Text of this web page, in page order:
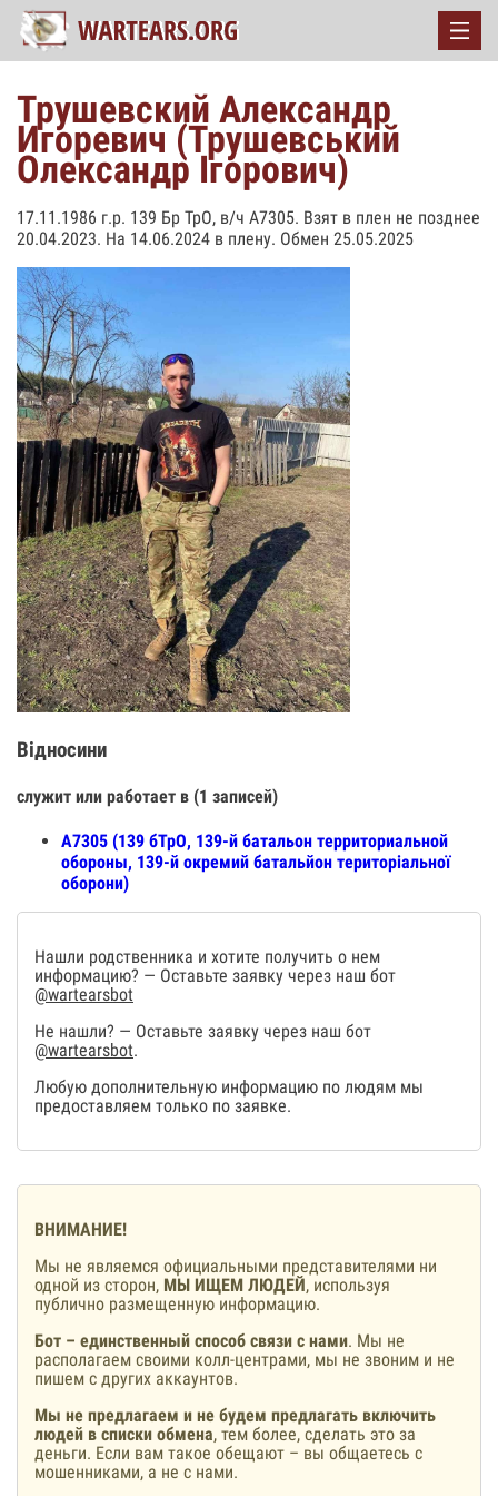
Трушевский Александр
Игоревич (Трушевський
Олександр Ігорович)
17.11.1986 г.р. 139 Бр ТрО, в/ч А7305. Взят в плен не позднее
20.04.2023. На 14.06.2024 в плену. Обмен 25.05.2025
Відносини
служит или работает в (1 записей)
А7305 (139 бТрО, 139-й батальон территориальной
обороны, 139-й окремий батальйон територіальної
оборони)
Нашли родственника и хотите получить о нем
информацию? — Оставьте заявку через наш бот
@wartearsbot
Не нашли? — Оставьте заявку через наш бот
@wartearsbot.
Любую дополнительную информацию по людям мы
предоставляем только по заявке.
ВНИМАНИЕ!
Мы не являемся официальными представителями ни
одной из сторон, МЫ ИЩЕМ ЛЮДЕЙ, используя
публично размещенную информацию.
Бот – единственный способ связи с нами. Мы не
располагаем своими колл-центрами, мы не звоним и не
пишем с других аккаунтов.
Мы не предлагаем и не будем предлагать включить
людей в списки обмена, тем более, сделать это за
деньги. Если вам такое обещают – вы общаетесь с
мошенниками, а не с нами.